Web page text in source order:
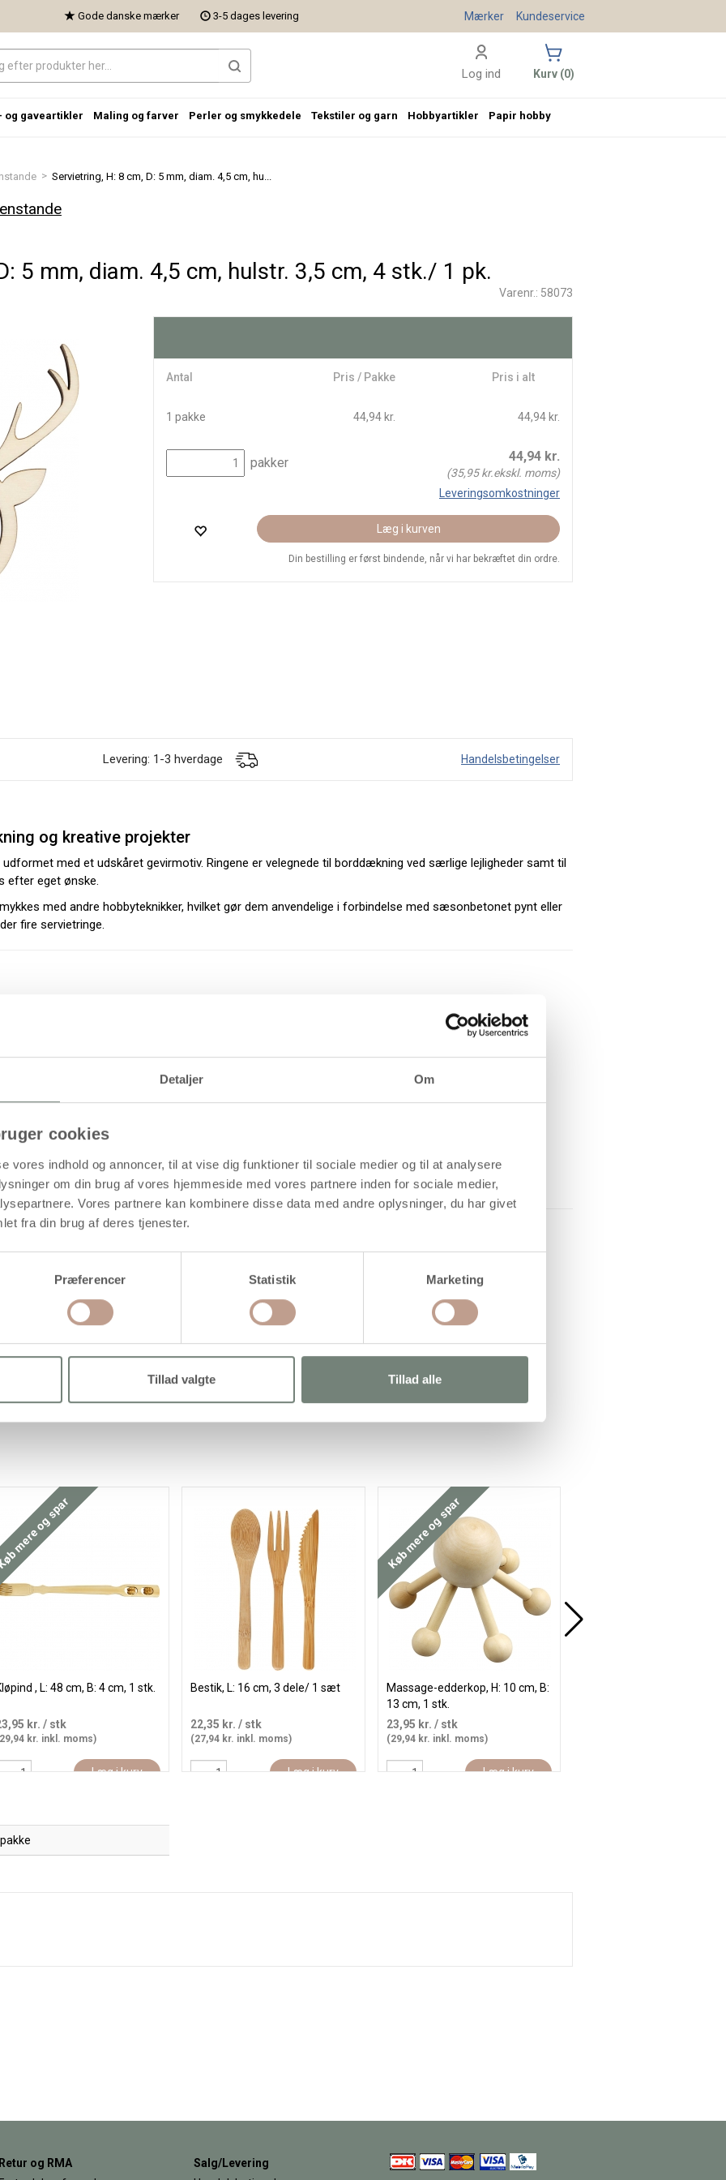
Detaljer Om
cookies
vores indhold og annoncer, til at vise dig funktioner til sociale medier og til at analysere
om din brug af vores hjemmeside med vores partnere inden for sociale medier,
Vores partnere kan kombinere disse data med andre oplysninger, du har givet
fra din brug af deres tjenester.
Præferencer Statistik Marketing
Tillad valgte Tillad alle
> Servietring, H: 8 cm, D: 5 mm, diam. 4,5 cm, hu...
5 mm, diam. 4,5 cm, hulstr. 3,5 cm, 4 stk./ 1 pk.
Varenr.: 58073
Antal Pris / Pakke Pris i alt
1 pakke 44,94 kr. 44,94 kr.
pakker 44,94kr.
(35,95kr.ekskl. moms)
Leveringsomkostninger
Læg i kurven
Din bestilling er først bindende, når vi har bekræftet din ordre.
Levering: 1-3 hverdage Handelsbetingelser
og kreative projekter
med et udskåret gevirmotiv. Ringene er velegnede til borddækning ved særlige lejligheder samt til
efter eget ønske.
med andre hobbyteknikker, hvilket gør dem anvendelige i forbindelse med sæsonbetonet pynt eller
fire servietringe.
og spar
, L: 48 cm, B: 4 cm, 1 stk.
kr. / stk
kr. inkl. moms)
Læg i kurv
Bestik, L: 16 cm, 3 dele/ 1 sæt
22,35 kr. / stk
(27,94 kr. inkl. moms)
Læg i kurv
Køb mere og spar
Massage-edderkop, H: 10 cm, B:
13 cm, 1 stk.
23,95 kr. / stk
(29,94 kr. inkl. moms)
Læg i kurv
Gode danske mærker 3-5 dages levering Kundeservice
Mærker
Log ind Kurv (0)
og gaveartikler Maling og farver Perler og smykkedele Tekstiler og garn Hobbyartikler Papir hobby
Retur og RMA
Salg/Levering